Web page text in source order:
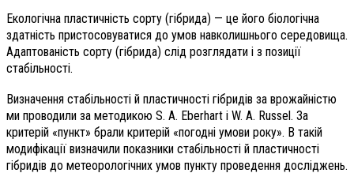
Екологічна пластичність сорту (гібрида) — це його біологічна
здатність пристосовуватися до умов навколишнього середовища.
Адаптованість сорту (гібрида) слід розглядати і з позиції
стабільності.
Визначення стабільності й пластичності гібридів за врожайністю
ми проводили за методикою S. A. Eberhart і W. A. Russel. За
критерій «пункт» брали критерій «погодні умови року». В такій
модифікації визначили показники стабільності й пластичності
гібридів до метеорологічних умов пункту проведення досліджень.